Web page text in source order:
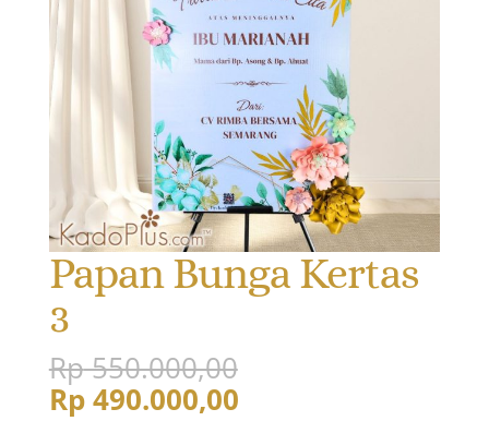
Papan Bunga Kertas
3
Rp550.000,00
Rp490.000,00Current